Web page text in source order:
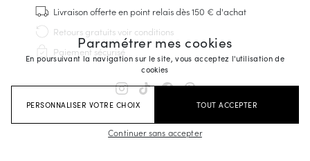
Paramétrer mes cookies
En poursuivant la navigation sur le site, vous acceptez l'utilisation de
cookies
PERSONNALISER VOTRE CHOIX TOUT ACCEPTER
Continuer sans accepter
Baskets
Cousu Goodyear
Derbies & Richelieu
Richelieus Homme
Sandales & Espadrilles
Sacoches Business
Baskets Blanches Homme
Livraison offerteen point relais dès 150 € d'achat
Retours gratuitsvoir conditions
Paiement sécurisé